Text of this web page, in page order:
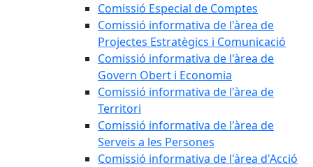
Comissió Especial de Comptes
Comissió informativa de l'àrea de
Projectes Estratègics i Comunicació
Comissió informativa de l'àrea de
Govern Obert i Economia
Comissió informativa de l'àrea de
Territori
Comissió informativa de l'àrea de
Serveis a les Persones
Comissió informativa de l'àrea d'Acció